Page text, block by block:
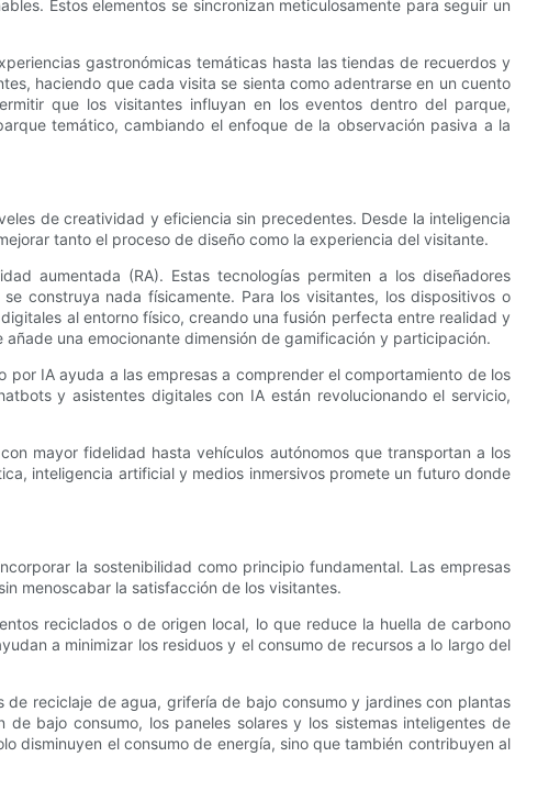
Estos elementos se sincronizan meticulosamente para seguir un
gastronómicas temáticas hasta las tiendas de recuerdos y
haciendo que cada visita se sienta como adentrarse en un cuento
que los visitantes influyan en los eventos dentro del parque,
temático, cambiando el enfoque de la observación pasiva a la
de creatividad y eficiencia sin precedentes. Desde la inteligencia
tanto el proceso de diseño como la experiencia del visitante.
aumentada (RA). Estas tecnologías permiten a los diseñadores
construya nada físicamente. Para los visitantes, los dispositivos o
al entorno físico, creando una fusión perfecta entre realidad y
una emocionante dimensión de gamificación y participación.
IA ayuda a las empresas a comprender el comportamiento de los
y asistentes digitales con IA están revolucionando el servicio,
mayor fidelidad hasta vehículos autónomos que transportan a los
inteligencia artificial y medios inmersivos promete un futuro donde
la sostenibilidad como principio fundamental. Las empresas
menoscabar la satisfacción de los visitantes.
reciclados o de origen local, lo que reduce la huella de carbono
a minimizar los residuos y el consumo de recursos a lo largo del
reciclaje de agua, grifería de bajo consumo y jardines con plantas
bajo consumo, los paneles solares y los sistemas inteligentes de
disminuyen el consumo de energía, sino que también contribuyen al